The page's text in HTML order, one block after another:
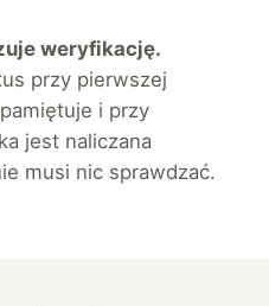
weryfikację.
przy pierwszej
i przy
jest naliczana
musi nic sprawdzać.